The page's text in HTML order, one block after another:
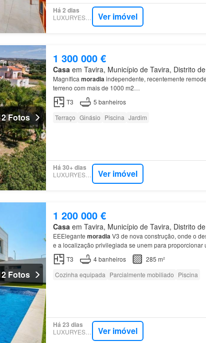
Há 2 dias
LUXURYESTATE Ver imóvel
Fotos
1 300 000 €
Casa em Tavira, Município de Tavira, Distrito
Magnífica moradiaindependente, recentemente
terreno com mais de 1000 m2…
T3
5 banheiros
Terraço Ginásio Piscina Jardim
Há 30+ dias
LUXURYESTATE Ver imóvel
Fotos
1 200 000 €
Casa em Tavira, Município de Tavira, Distrito
EEElegante moradiaV3 de nova construção, onde o
e a localização privilegiada se unem para proporcionar
poucos minutos da Ria Formosa e da deslumbrante
T3 4banheiros
285 m²
Cozinha equipada Parcialmente mobiliado Piscina
Há 23 dias
LUXURYESTATE Ver imóvel